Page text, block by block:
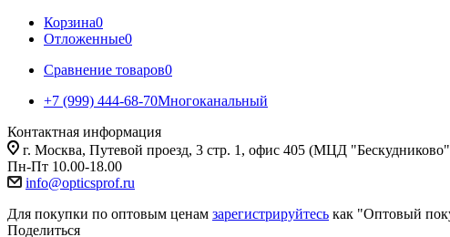
Корзина0
Отложенные0
Сравнение товаров0
+7 (999) 444-68-70Многоканальный
Контактная информация
г. Москва, Путевой проезд, 3 стр. 1, офис 405 (МЦД
Пн-Пт 10.00-18.00
info@opticsprof.ru
Для покупки по оптовым ценам зарегистрируйтесь как "Оптовый
Поделиться